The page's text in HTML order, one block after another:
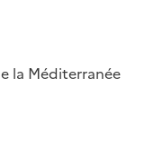
la Méditerranée